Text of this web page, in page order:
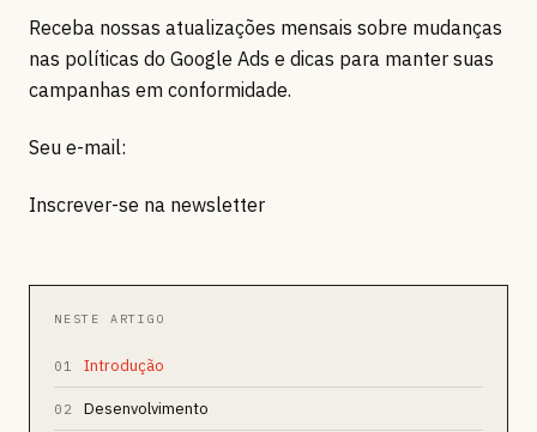
Receba nossas atualizações mensais sobre mudanças
nas políticas do Google Ads e dicas para manter suas
campanhas em conformidade.
Seu e-mail:
Inscrever-se na newsletter
NESTE ARTIGO
01 Introdução
02 Desenvolvimento